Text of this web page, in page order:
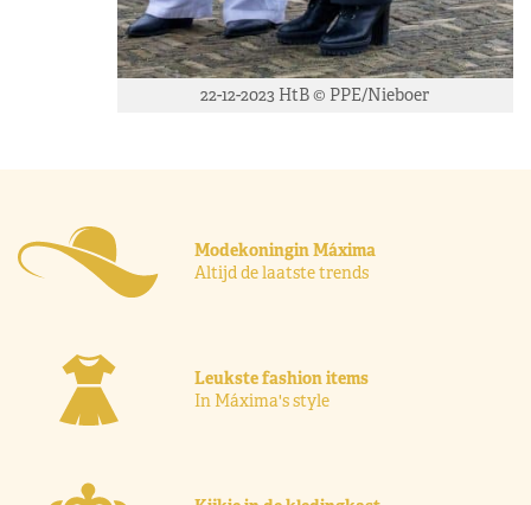
22-12-2023 HtB © PPE/Nieboer
Modekoningin Máxima
Altijd de laatste trends
Leukste fashion items
In Máxima's style